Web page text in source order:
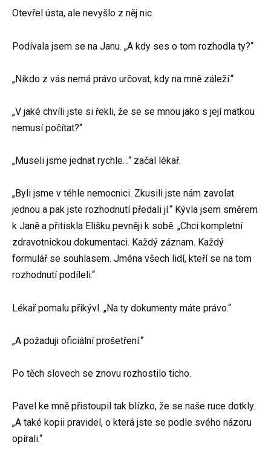
Otevřel ústa, ale nevyšlo z něj nic.
Podívala jsem se na Janu. „A kdy ses o tom rozhodla ty?“
„Nikdo z vás nemá právo určovat, kdy na mně záleží.“
„V jaké chvíli jste si řekli, že se se mnou jako s její matkou
nemusí počítat?“
„Museli jsme jednat rychle…“ začal lékař.
„Byli jsme v téhle nemocnici. Zkusili jste nám zavolat
jednou a pak jste rozhodnutí předali jí.“ Kývla jsem směrem
k Janě a přitiskla Elišku pevněji k sobě. „Chci kompletní
zdravotnickou dokumentaci. Každý záznam. Každý
formulář se souhlasem. Jména všech lidí, kteří se na tom
rozhodnutí podíleli.“
Lékař pomalu přikývl. „Na ty dokumenty máte právo.“
„A požaduji oficiální prošetření.“
Po těch slovech se znovu rozhostilo ticho.
Pavel ke mně přistoupil tak blízko, že se naše ruce dotkly.
„A také kopii pravidel, o která jste se podle svého názoru
opírali.“